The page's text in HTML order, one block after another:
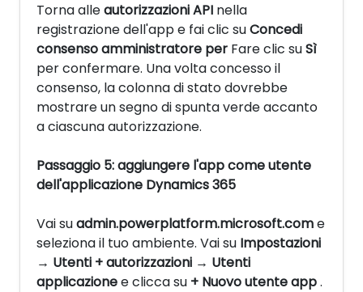
Torna alleautorizzazioni API nella
registrazione dell'app e fai clic suConcedi
consenso amministratore per Fare clic suSì
per confermare. Una volta concesso il
consenso, la colonna di stato dovrebbe
mostrare un segno di spunta verde accanto
a ciascuna autorizzazione.
Passaggio 5: aggiungere l'app come utente
dell'applicazione Dynamics 365
Vai suadmin.powerplatform.microsoft.come
seleziona il tuo ambiente. Vai su Impostazioni
→ Utenti + autorizzazioni → Utenti
applicazionee clicca su + Nuovo utente app.